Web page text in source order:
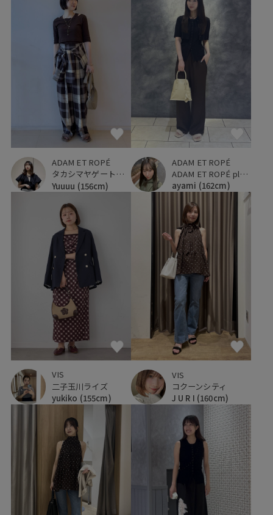
ADAM ET ROPÉ
タカシマヤゲートタワーモール
Yuuuu (156cm)
ADAM ET ROPÉ
ADAM ET ROPÉ plus ルミネ立川店
ayami (162cm)
VIS
二子玉川ライズ
yukiko (155cm)
VIS
コクーンシティ
J U R I (160cm)